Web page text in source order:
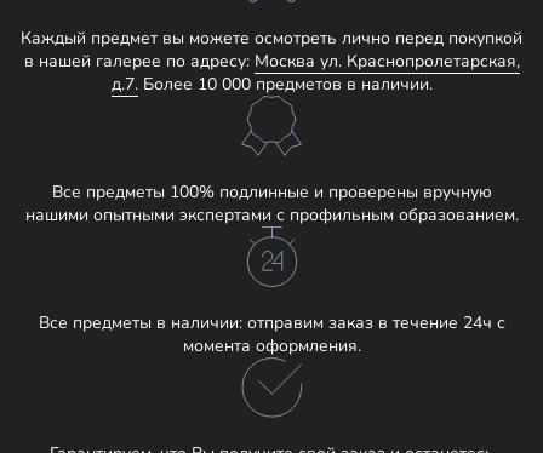
Каждый предмет вы можете осмотреть лично перед покупкой
в нашей галерее по адресу: Москва ул. Краснопролетарская,
д.7.Более 10 000 предметов в наличии.
Все предметы 100% подлинные и проверены вручную
нашими опытными экспертами с профильным образованием.
Все предметы в наличии: отправим заказ в течение 24ч с
момента оформления.